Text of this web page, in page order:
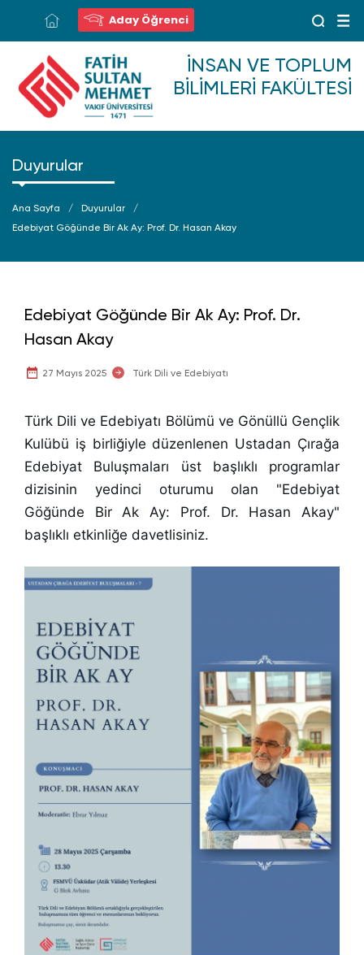
Aday Öğrenci
İNSAN VE TOPLUM
BILIMLERI FAKÜLTESI
Duyurular
Ana Sayfa
Duyurular
Edebiyat Göğünde Bir Ak Ay: Prof. Dr. Hasan Akay
Edebiyat Göğünde Bir Ak Ay: Prof. Dr.
Hasan Akay
27 Mayıs 2025 Türk Dili ve Edebiyatı
Türk Dili ve Edebiyatı Bölümü ve Gönüllü Gençlik
Kulübü iş birliğiyle düzenlenen Ustadan Çırağa
Edebiyat Buluşmaları üst başlıklı programlar
dizisinin yedinci oturumu olan "Edebiyat
Göğünde Bir Ak Ay: Prof. Dr. Hasan Akay"
başlıklı etkinliğe davetlisiniz.